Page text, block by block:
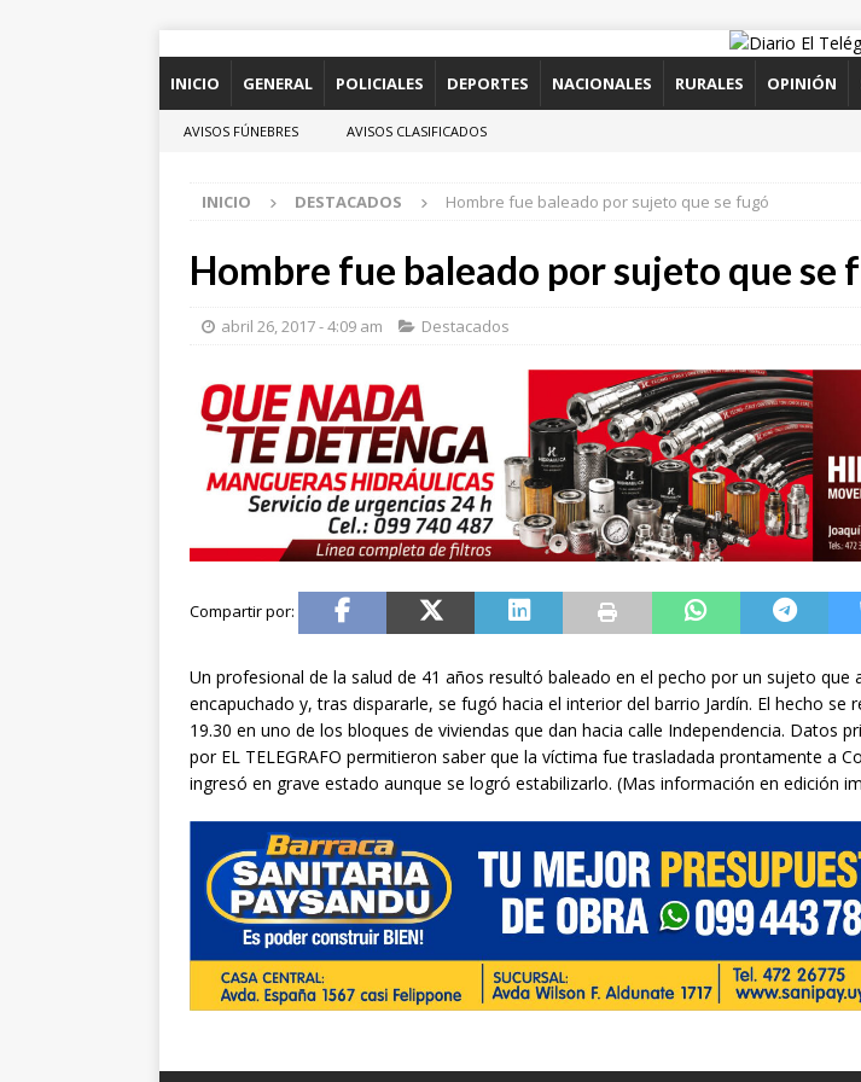
INICIO GENERAL POLICIALES DEPORTES NACIONALES RURALES OPINIÓN
AVISOS FÚNEBRES AVISOS CLASIFICADOS
INICIO DESTACADOS Hombre fue baleado por sujeto que se fugó
Hombre fue baleado por sujeto que se
abril 26, 2017 - 4:09 am Destacados
Un profesional de la salud de 41 años resultó baleado en el pecho por un sujeto que
encapuchado y, tras dispararle, se fugó hacia el interior del barrio Jardín. El hecho se
19.30 en uno de los bloques de viviendas que dan hacia calle Independencia. Datos
por EL TELEGRAFO permitieron saber que la víctima fue trasladada prontamente a
ingresó en grave estado aunque se logró estabilizarlo. (Mas información en edición